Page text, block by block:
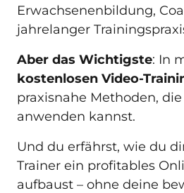
Erwachsenenbildung,
jahrelanger
Aber das Wichtigste
kostenlosen Video-
praxisnahe Methoden,
anwenden kannst.
Und du erfährst, wie du
Trainer ein profitables
aufbaust – ohne deine